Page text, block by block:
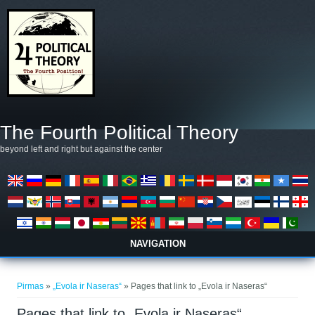
The Fourth Political Theory
beyond left and right but against the center
NAVIGATION
Pirmas »„Evola ir Naseras“ » Pages that link to „Evola ir Naseras“